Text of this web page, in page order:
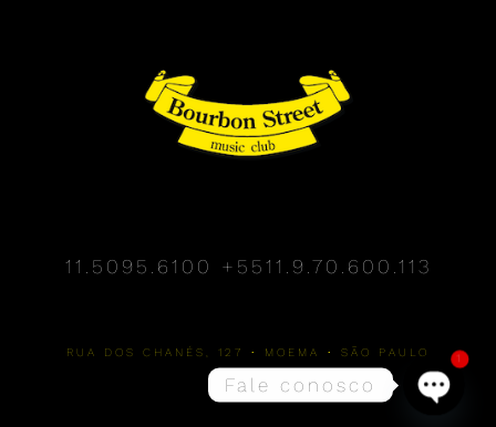
11.5095.6100 +5511.9.70.600.113
RUA DOS CHANÉS, 127 • MOEMA • SÃO PAULO
Fale conosco
1